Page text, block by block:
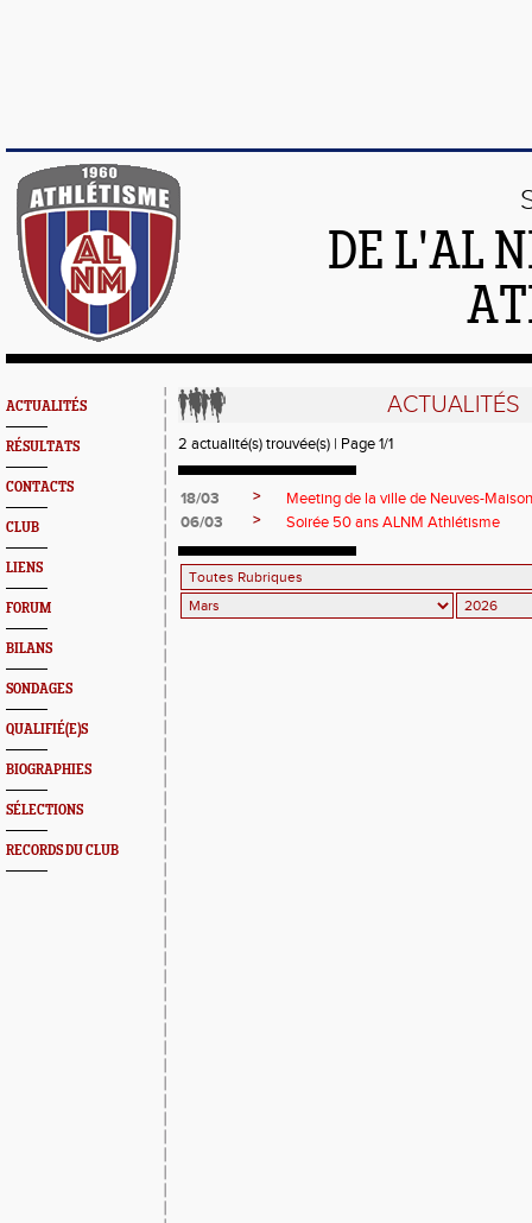
DE L'AL
ACTUALITÉS
RÉSULTATS
CONTACTS
CLUB
LIENS
FORUM
BILANS
SONDAGES
QUALIFIÉ(E)S
BIOGRAPHIES
SÉLECTIONS
RECORDS DU CLUB
ACTUALITÉS
2 actualité(s) trouvée(s) | Page 1/1
18/03 >
Meeting de la ville de Neuves-
06/03
> Soirée 50 ans ALNM Athlétisme